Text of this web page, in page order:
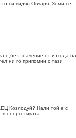
си видял Овчаря. Земи се
е,без значение от изхода на
ни го припомни,с тази
Козлодуй? Нали той е с
енергетиката.